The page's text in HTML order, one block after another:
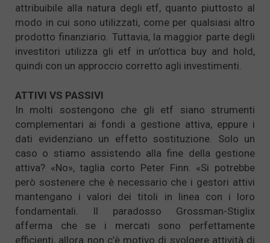
attribuibile alla natura degli etf, quanto piuttosto al
modo in cui sono utilizzati, come per qualsiasi altro
prodotto finanziario. Tuttavia, la maggior parte degli
investitori utilizza gli etf in un’ottica buy and hold,
quindi con un approccio corretto agli investimenti.
ATTIVI VS PASSIVI
In molti sostengono che gli etf siano strumenti
complementari ai fondi a gestione attiva, eppure i
dati evidenziano un effetto sostituzione. Solo un
caso o stiamo assistendo alla fine della gestione
attiva? «No», taglia corto Peter Finn. «Si potrebbe
però sostenere che è necessario che i gestori attivi
mantengano i valori dei titoli in linea con i loro
fondamentali. Il paradosso Grossman-Stiglix
afferma che se i mercati sono perfettamente
efficienti, allora non c’è motivo di svolgere attività di